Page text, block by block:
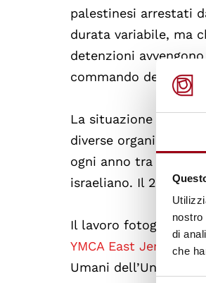
di
che
palestinesi arrestati
durata variabile, ma
detenzioni
commando
La situazione di
diverse
ogni anno tra i 500 e
israeliano. Il 25% ha
Il lavoro fotografico
YMCA East Jerusalem
Umani dell’Università